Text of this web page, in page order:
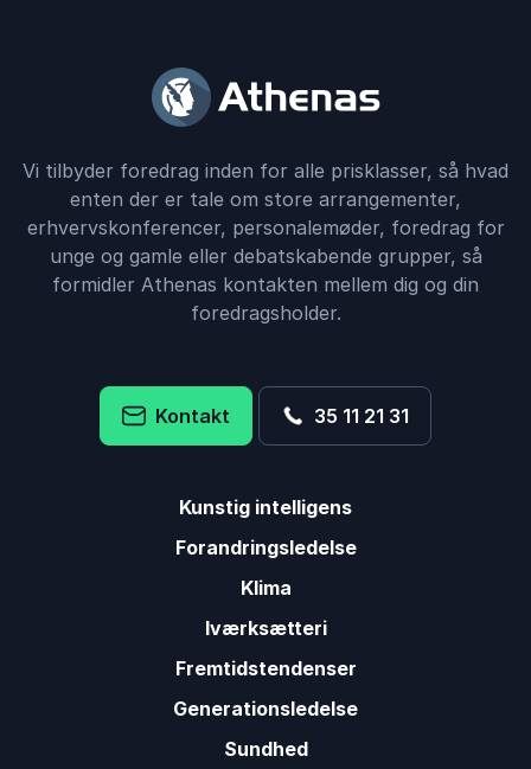
Vi tilbyder foredrag inden for alle prisklasser, så hvad
enten der er tale om store arrangementer,
erhvervskonferencer, personalemøder, foredrag for
unge og gamle eller debatskabende grupper, så
formidler Athenas kontakten mellem dig og din
foredragsholder.
Kontakt 35 11 21 31
Kunstig intelligens
Forandringsledelse
Klima
Iværksætteri
Fremtidstendenser
Generationsledelse
Sundhed